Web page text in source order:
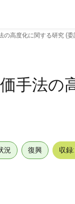
の高度化に関する研究 (
手法の
況 復興 収録